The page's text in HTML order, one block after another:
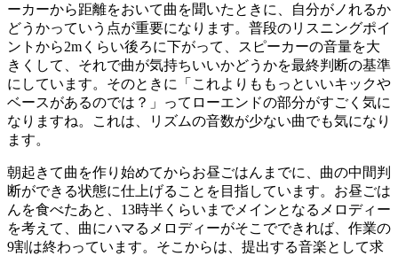
ーカーから距離をおいて曲を聞いたときに、自分がノれるか
どうかっていう点が重要になります。普段のリスニングポイ
ントから2mくらい後ろに下がって、スピーカーの音量を大
きくして、それで曲が気持ちいいかどうかを最終判断の基準
にしています。そのときに「これよりももっといいキックや
ベースがあるのでは？」ってローエンドの部分がすごく気に
なりますね。これは、リズムの音数が少ない曲でも気になり
ます。
朝起きて曲を作り始めてからお昼ごはんまでに、曲の中間判
断ができる状態に仕上げることを目指しています。お昼ごは
んを食べたあと、13時半くらいまでメインとなるメロディー
を考えて、曲にハマるメロディーがそこでできれば、作業の
9割は終わっています。そこからは、提出する音楽として求